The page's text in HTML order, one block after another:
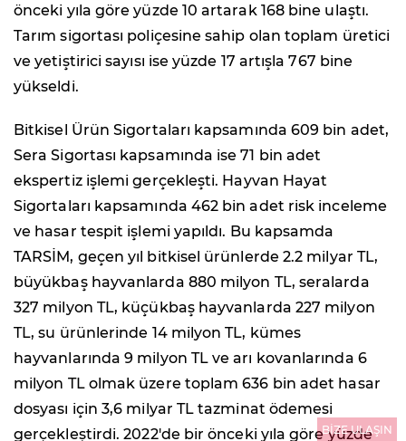
önceki yıla göre yüzde 10 artarak 168 bine ulaştı.
Tarım sigortası poliçesine sahip olan toplam üretici
ve yetiştirici sayısı ise yüzde 17 artışla 767 bine
yükseldi.
Bitkisel Ürün Sigortaları kapsamında 609 bin adet,
Sera Sigortası kapsamında ise 71 bin adet
ekspertiz işlemi gerçekleşti. Hayvan Hayat
Sigortaları kapsamında 462 bin adet risk inceleme
ve hasar tespit işlemi yapıldı. Bu kapsamda
TARSİM, geçen yıl bitkisel ürünlerde 2.2 milyar TL,
büyükbaş hayvanlarda 880 milyon TL, seralarda
327 milyon TL, küçükbaş hayvanlarda 227 milyon
TL, su ürünlerinde 14 milyon TL, kümes
hayvanlarında 9 milyon TL ve arı kovanlarında 6
milyon TL olmak üzere toplam 636 bin adet hasar
dosyası için 3,6 milyar TL tazminat ödemesi
gerçekleştirdi. 2022'de bir önceki yıla göre yüzde
BİZE ULAŞIN